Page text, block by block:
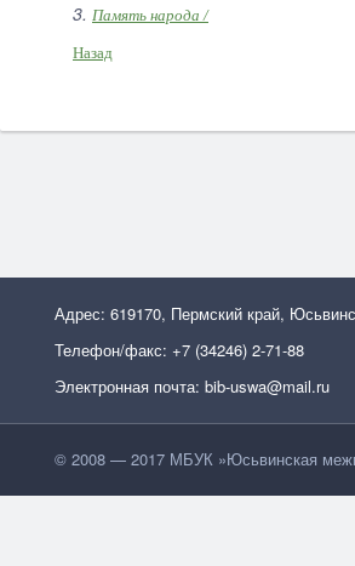
3. Память народа /
Назад
Адрес: 619170, Пермский край,
Телефон/факс: +7 (34246) 2-71-88
Электронная почта: bib-uswa@mail.ru
© 2008 — 2017 МБУК »Юсьвинская